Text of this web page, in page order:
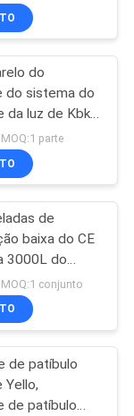
60
guindaste de
do
do sistema do
da luz de Kbk
com a
parte
de
baixa do CE
3000L do
de patíbulo
do
conjunto
de patíbulo
Yello,
de patíbulo